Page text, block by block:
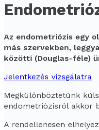
Az endometriózis egy
más szervekben,
közötti (Douglas-féle)
Jelentkezés vizsgálatra
Megkülönböztetünk
endometriózisról akkor
A rendellenesen